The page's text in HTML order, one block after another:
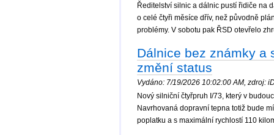
Ředitelství silnic a dálnic pustí řidiče na
o celé čtyři měsíce dřív, než původně
problémy. V sobotu pak ŘSD otevřelo
Dálnice bez známky a
změní status
Vydáno: 7/19/2026 10:02:00 AM, zdroj:
Nový silniční čtyřpruh I/73, který v
Navrhovaná dopravní tepna totiž bude
poplatku a s maximální rychlostí 110